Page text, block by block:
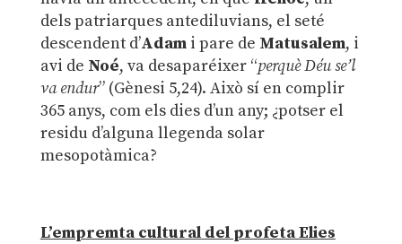
dels patriarques antediluvians, el seté
descendent d’Adami pare de Matusalem, i
avi de Noé, va desaparéixer “perquè Déu se’l
va endur” (Gènesi 5,24). Això sí en complir
365 anys, com els dies d’un any; ¿potser el
residu d’alguna llegenda solar
mesopotàmica?
L’empremta cultural del profeta Elies